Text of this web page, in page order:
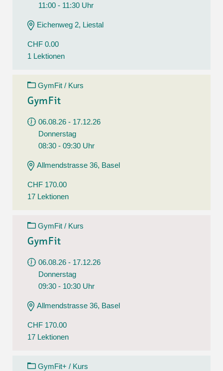
11:00 - 11:30 Uhr
Eichenweg 2, Liestal
CHF 0.00
1 Lektionen
GymFit / Kurs
GymFit
06.08.26 - 17.12.26
Donnerstag
08:30 - 09:30 Uhr
Allmendstrasse 36, Basel
CHF 170.00
17 Lektionen
GymFit / Kurs
GymFit
06.08.26 - 17.12.26
Donnerstag
09:30 - 10:30 Uhr
Allmendstrasse 36, Basel
CHF 170.00
17 Lektionen
GymFit+ / Kurs